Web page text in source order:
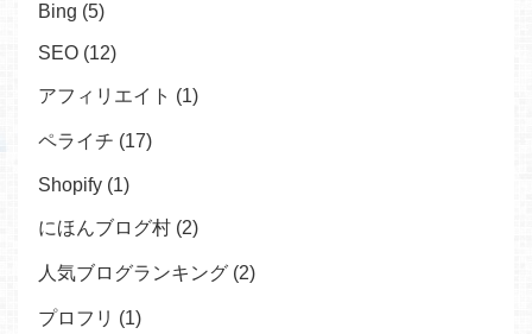
Bing (5)
SEO (12)
アフィリエイト (1)
ペライチ (17)
Shopify (1)
にほんブログ村 (2)
人気ブログランキング (2)
プロフリ (1)